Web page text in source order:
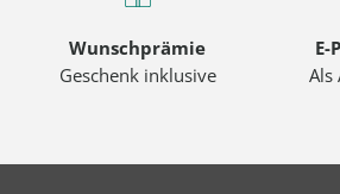
Wunschprämie
Geschenk inklusive
E-
Als